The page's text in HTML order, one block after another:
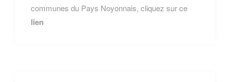
communes du Pays Noyonnais, cliquez sur ce
lien